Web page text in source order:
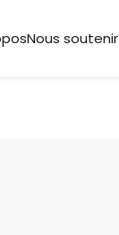
Nous soutenir